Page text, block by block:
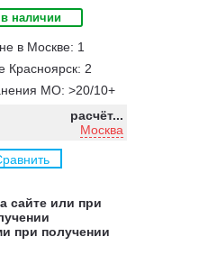
в наличии
в Москве: 1
Красноярск: 2
МО: >20/10+
расчёт...
Москва